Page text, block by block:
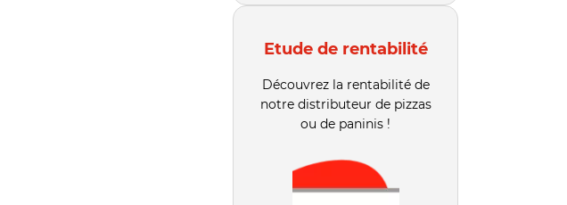
Etude de rentabilité
Découvrez la rentabilité de
notre distributeur de pizzas
ou de paninis !